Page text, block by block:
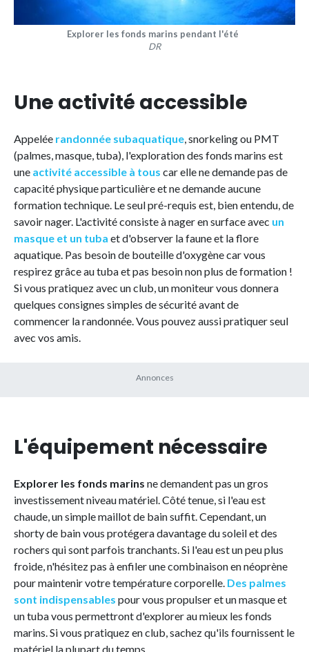
Explorer les fonds marins pendant l'été
DR
Une activité accessible
Appelée randonnée subaquatique, snorkeling ou PMT
(palmes, masque, tuba), l'exploration des fonds marins est
une activité accessible à tous car elle ne demande pas de
capacité physique particulière et ne demande aucune
formation technique. Le seul pré-requis est, bien entendu, de
savoir nager. L'activité consiste à nager en surface avec un
masque et un tuba et d'observer la faune et la flore
aquatique. Pas besoin de bouteille d'oxygène car vous
respirez grâce au tuba et pas besoin non plus de formation !
Si vous pratiquez avec un club, un moniteur vous donnera
quelques consignes simples de sécurité avant de
commencer la randonnée. Vous pouvez aussi pratiquer seul
avec vos amis.
L'équipement nécessaire
Explorer les fonds marins ne demandent pas un gros
investissement niveau matériel. Côté tenue, si l'eau est
chaude, un simple maillot de bain suffit. Cependant, un
shorty de bain vous protégera davantage du soleil et des
rochers qui sont parfois tranchants. Si l'eau est un peu plus
froide, n'hésitez pas à enfiler une combinaison en néoprène
pour maintenir votre température corporelle. Des palmes
sont indispensables pour vous propulser et un masque et
un tuba vous permettront d'explorer au mieux les fonds
marins. Si vous pratiquez en club, sachez qu'ils fournissent le
matériel la plupart du temps.